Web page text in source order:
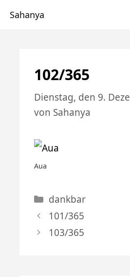
Sahanya
102/365
Dienstag, den 9.
von Sahanya
Aua
Kategorien
dankbar
101/365
103/365